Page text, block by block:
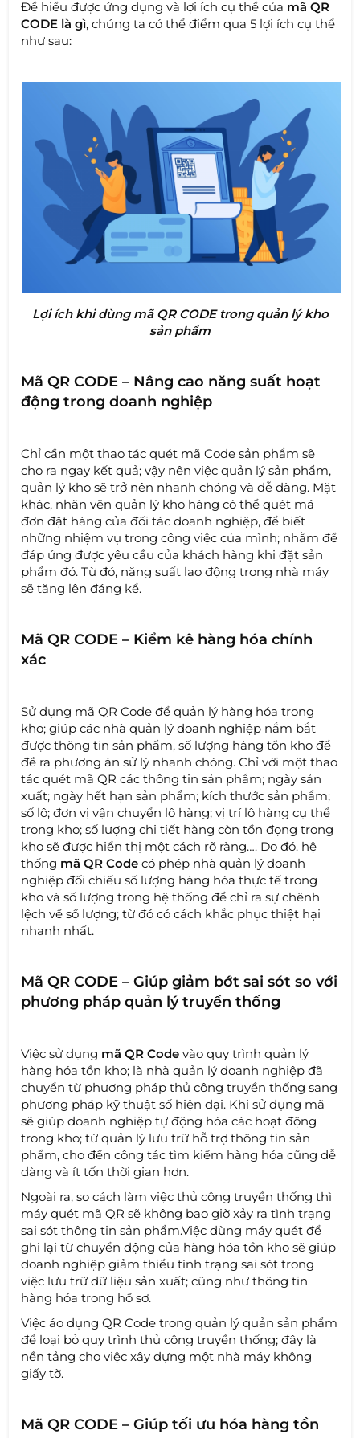
Để hiểu được ứng dụng và lợi ích cụ thể của mã QR
CODE là gì, chúng ta có thể điểm qua 5 lợi ích cụ thể
như sau:
Lợi ích khi dùng mã QR CODE trong quản lý kho
sản phẩm
Mã QR CODE – Nâng cao năng suất hoạt
động trong doanh nghiệp
Chỉ cần một thao tác quét mã Code sản phẩm sẽ
cho ra ngay kết quả; vậy nên việc quản lý sản phẩm,
quản lý kho sẽ trở nên nhanh chóng và dễ dàng. Mặt
khác, nhân vên quản lý kho hàng có thể quét mã
đơn đặt hàng của đối tác doanh nghiệp, để biết
những nhiệm vụ trong công việc của mình; nhằm để
đáp ứng được yêu cầu của khách hàng khi đặt sản
phẩm đó. Từ đó, năng suất lao động trong nhà máy
sẽ tăng lên đáng kể.
Mã QR CODE – Kiểm kê hàng hóa chính
xác
Sử dụng mã QR Code để quản lý hàng hóa trong
kho; giúp các nhà quản lý doanh nghiệp nắm bắt
được thông tin sản phẩm, số lượng hàng tồn kho để
đề ra phương án sử lý nhanh chóng. Chỉ với một thao
tác quét mã QR các thông tin sản phẩm; ngày sản
xuất; ngày hết hạn sản phẩm; kích thước sản phẩm;
số lô; đơn vị vận chuyển lô hàng; vị trí lô hàng cụ thể
trong kho; số lượng chi tiết hàng còn tồn đọng trong
kho sẽ được hiển thị một cách rõ ràng…. Do đó. hệ
thống mã QR Code có phép nhà quản lý doanh
nghiệp đối chiếu số lượng hàng hóa thực tế trong
kho và số lượng trong hệ thống để chỉ ra sự chênh
lệch về số lượng; từ đó có cách khắc phục thiệt hại
nhanh nhất.
Mã QR CODE – Giúp giảm bớt sai sót so với
phương pháp quản lý truyền thống
Việc sử dụng mã QR Code vào quy trình quản lý
hàng hóa tồn kho; là nhà quản lý doanh nghiệp đã
chuyển từ phương pháp thủ công truyền thống sang
phương pháp kỹ thuật số hiện đại. Khi sử dụng mã
sẽ giúp doanh nghiệp tự động hóa các hoạt động
trong kho; từ quản lý lưu trữ hỗ trợ thông tin sản
phẩm, cho đến công tác tìm kiếm hàng hóa cũng dễ
dàng và ít tốn thời gian hơn.
Ngoài ra, so cách làm việc thủ công truyền thống thì
máy quét mã QR sẽ không bao giờ xảy ra tình trạng
sai sót thông tin sản phẩm.Việc dùng máy quét để
ghi lại từ chuyển động của hàng hóa tồn kho sẽ giúp
doanh nghiệp giảm thiểu tình trạng sai sót trong
việc lưu trữ dữ liệu sản xuất; cũng như thông tin
hàng hóa trong hồ sơ.
Việc áo dụng QR Code trong quản lý quản sản phẩm
để loại bỏ quy trình thủ công truyền thống; đây là
nền tảng cho việc xây dựng một nhà máy không
giấy tờ.
Mã QR CODE – Giúp tối ưu hóa hàng tồn